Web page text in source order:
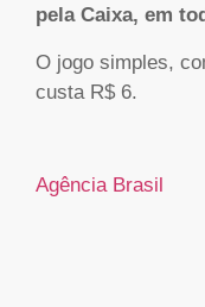
pela Caixa, em
O jogo simples,
custa R$ 6.
Agência Brasil